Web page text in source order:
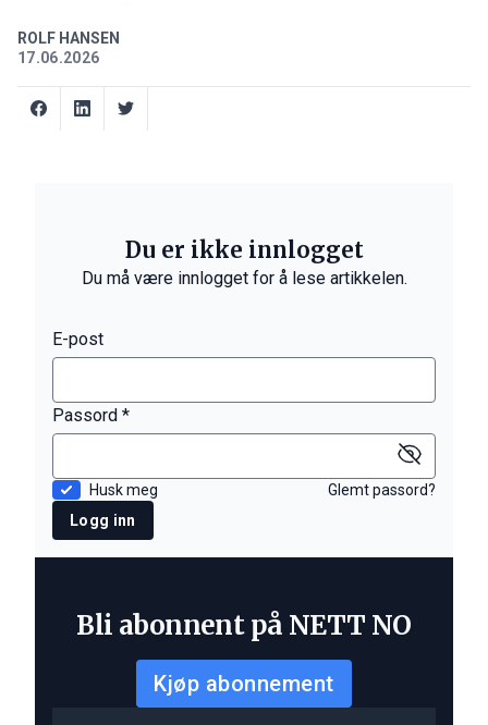
ROLF HANSEN
17.06.2026
Du er ikke innlogget
Du må være innlogget for å lese artikkelen.
E-post
Passord *
Husk meg
Glemt passord?
Logg inn
Bli abonnent på NETT NO
Kjøp abonnement